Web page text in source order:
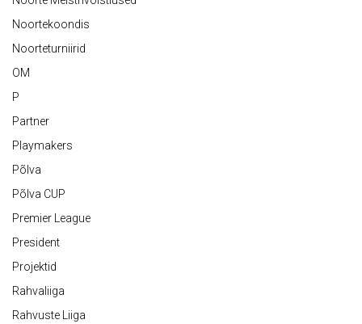
Noortekoondis
Noorteturniirid
OM
P
Partner
Playmakers
Põlva
Põlva CUP
Premier League
President
Projektid
Rahvaliiga
Rahvuste Liiga